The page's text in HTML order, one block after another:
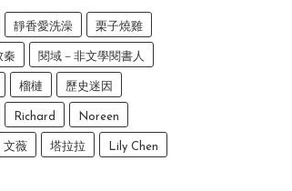
靜香愛洗澡 栗子燒雞
秦 閱域－非文學閱書人
榴槤 歷史迷因
Richard Noreen
文薇 塔拉拉 Lily Chen